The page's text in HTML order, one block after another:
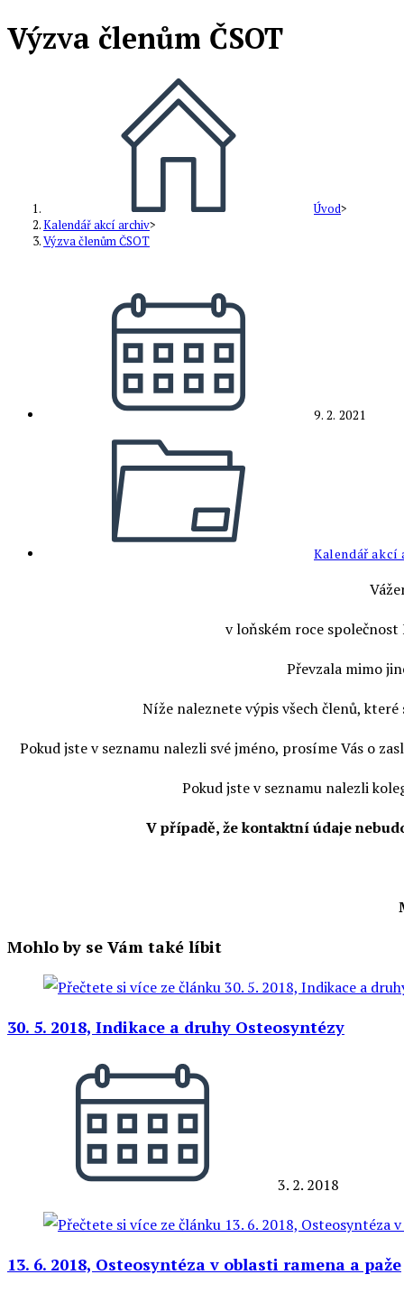
Výzva členům ČSOT
Úvod>
Kalendář akcí archiv>
Výzva členům ČSOT
9. 2. 2021
Kalendář akcí
v loňském roce společnost
Převzala mimo
Níže naleznete výpis všech členů,
Pokud jste v seznamu nalezli své jméno, prosíme Vás o
Pokud jste v seznamu nalezli
V případě, že kontaktní údaje
Mohlo by se Vám také líbit
30. 5. 2018, Indikace a druhy Osteosyntézy
3. 2. 2018
13. 6. 2018, Osteosyntéza v oblasti ramena a paže